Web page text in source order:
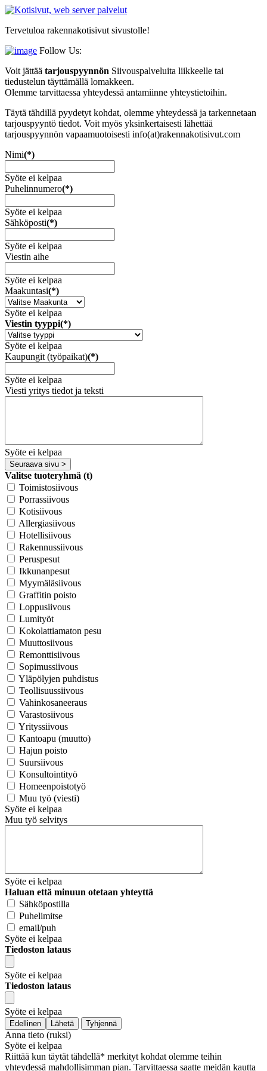
Tervetuloa rakennakotisivut sivustolle!
Follow Us:
Voit jättää tarjouspyynnön Siivouspalveluita liikkeelle tai
tiedustelun täyttämällä lomakkeen.
Olemme tarvittaessa yhteydessä antamiinne yhteystietoihin.
Täytä tähdillä pyydetyt kohdat, olemme yhteydessä ja tarkennetaan
tarjouspyyntö tiedot. Voit myös yksinkertaisesti lähettää
tarjouspyynnön vapaamuotoisesti info(at)rakennakotisivut.com
Nimi(*)
Syöte ei kelpaa
Puhelinnumero(*)
Syöte ei kelpaa
Sähköposti(*)
Syöte ei kelpaa
Viestin aihe
Syöte ei kelpaa
Maakuntasi(*)
Syöte ei kelpaa
Viestin tyyppi(*)
Syöte ei kelpaa
Kaupungit (työpaikat)(*)
Syöte ei kelpaa
Viesti yritys tiedot ja teksti
Syöte ei kelpaa
Seuraava sivu >
Valitse tuoteryhmä (t)
Toimistosiivous
Porrassiivous
Kotisiivous
Allergiasiivous
Hotellisiivous
Rakennussiivous
Peruspesut
Ikkunanpesut
Myymäläsiivous
Graffitin poisto
Loppusiivous
Lumityöt
Kokolattiamaton pesu
Muuttosiivous
Remonttisiivous
Sopimussiivous
Yläpölyjen puhdistus
Teollisuussiivous
Vahinkosaneeraus
Varastosiivous
Yrityssiivous
Kantoapu (muutto)
Hajun poisto
Suursiivous
Konsultointityö
Homeenpoistotyö
Muu työ (viesti)
Syöte ei kelpaa
Muu työ selvitys
Syöte ei kelpaa
Haluan että minuun otetaan yhteyttä
Sähköpostilla
Puhelimitse
email/puh
Syöte ei kelpaa
Tiedoston lataus
Syöte ei kelpaa
Tiedoston lataus
Syöte ei kelpaa
Edellinen Lähetä Tyhjennä
Anna tieto (ruksi)
Syöte ei kelpaa
Riittää kun täytät tähdellä* merkityt kohdat olemme teihin
yhteydessä mahdollisimman pian. Tarvittaessa saatte meidän kautta